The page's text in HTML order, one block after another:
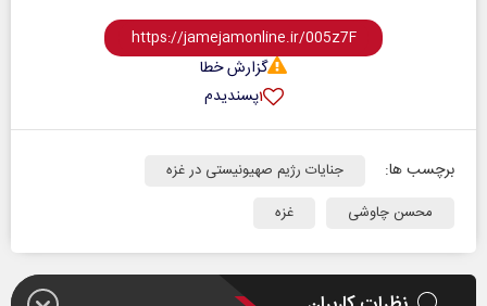
گزارش خطا
پسندیدم۱
برچسب ها:
جنایات رژیم صهیونیستی در غزه
محسن چاوشی
غزه